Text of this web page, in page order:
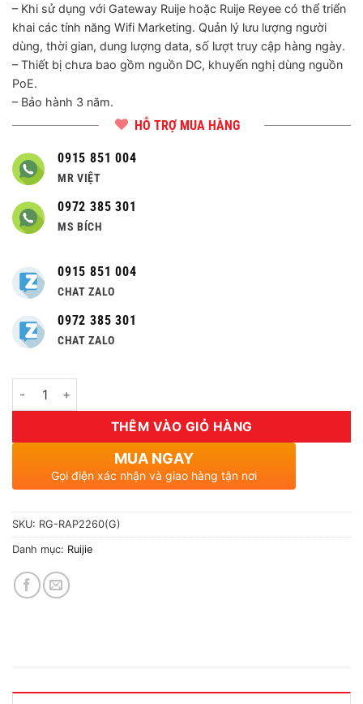
– Khi sử dụng với Gateway Ruije hoặc Ruije Reyee có thể triển
khai các tính năng Wifi Marketing. Quản lý lưu lượng người
dùng, thời gian, dung lượng data, số lượt truy cập hàng ngày.
– Thiết bị chưa bao gồm nguồn DC, khuyến nghị dùng nguồn
PoE.
– Bảo hành 3 năm.
HỖ TRỢ MUA HÀNG
0915 851 004
MR VIỆT
0972 385 301
MS BÍCH
0915 851 004
CHAT ZALO
0972 385 301
CHAT ZALO
Số lượng
THÊM VÀO GIỎ HÀNG
MUA NGAY
Gọi điện xác nhận và giao hàng tận nơi
SKU: RG-RAP2260(G)
Danh mục: Ruijie